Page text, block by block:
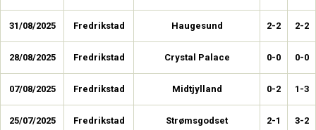
31/08/2025 Fredrikstad Haugesund 2-2 2-2
28/08/2025 Fredrikstad Crystal Palace 0-0 0-0
07/08/2025 Fredrikstad Midtjylland 0-2 1-3
25/07/2025 Fredrikstad Strømsgodset 2-1 3-2